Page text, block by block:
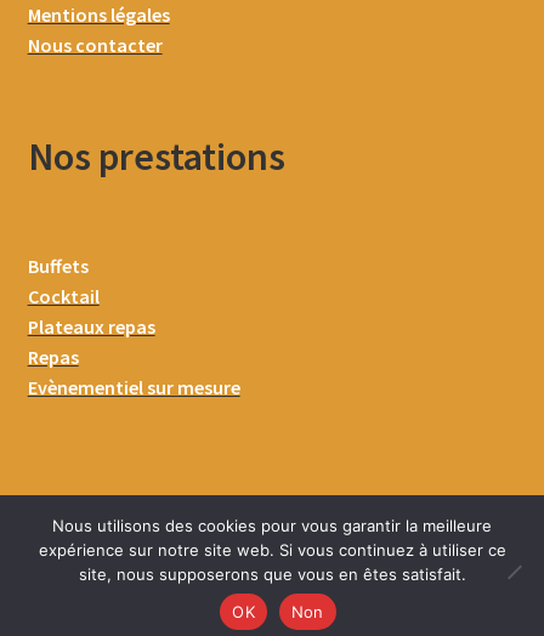
Mentions légales
Nous contacter
Nos prestations
Buffets
Cocktail
Plateaux repas
Repas
Evènementiel sur mesure
Nous utilisons des cookies pour vous garantir la meilleure
expérience sur notre site web. Si vous continuez à utiliser ce
site, nous supposerons que vous en êtes satisfait.
OK
Non